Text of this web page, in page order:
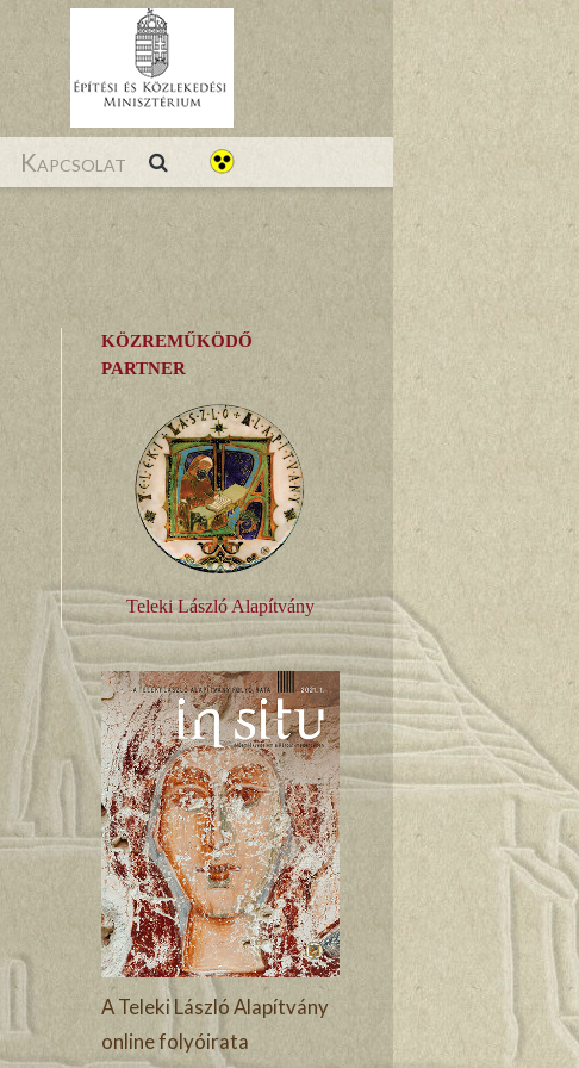
Kapcsolat
KÖZREMŰKÖDŐ
PARTNER
Teleki László Alapítvány
A Teleki László Alapítvány
online folyóirata